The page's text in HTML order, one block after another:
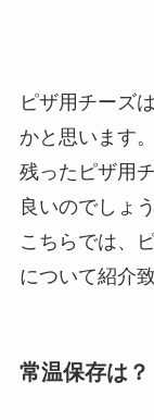
ピザ用チーズ
かと思います。
残ったピザ用
良いのでしょう
こちらでは、
について紹介
常温保存は？